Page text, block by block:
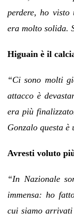
perdere, ho visto
era molto solida.
Higuain è il
“Ci sono molti
attacco è
era più
Gonzalo questa
Avresti voluto
“In Nazionale
immensa: ho
cui siamo arrivati